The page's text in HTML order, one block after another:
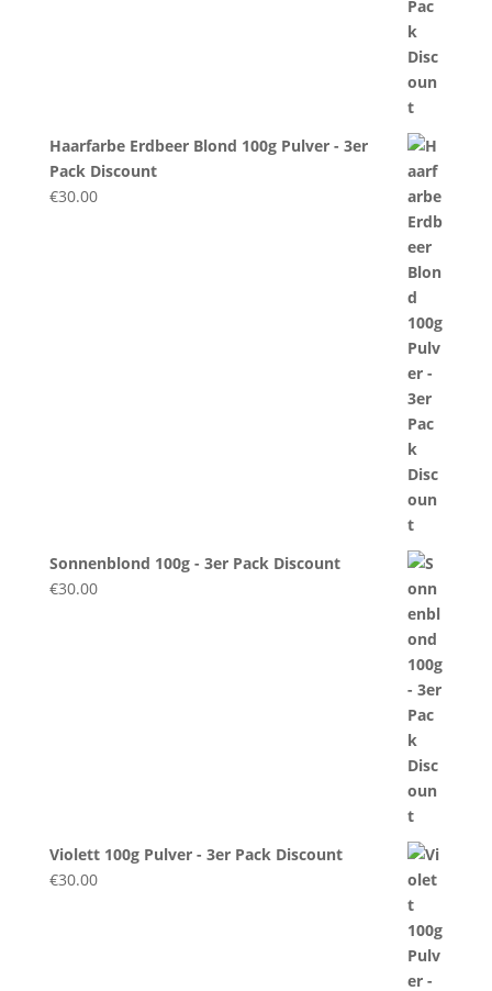
Haarfarbe Erdbeer Blond 100g Pulver - 3er
Pack Discount
€30.00
Sonnenblond 100g - 3er Pack Discount
€30.00
Violett 100g Pulver - 3er Pack Discount
€30.00